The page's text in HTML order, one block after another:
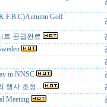
Golf
트 공급완료
in NNSC
행사 초청...
Meeting